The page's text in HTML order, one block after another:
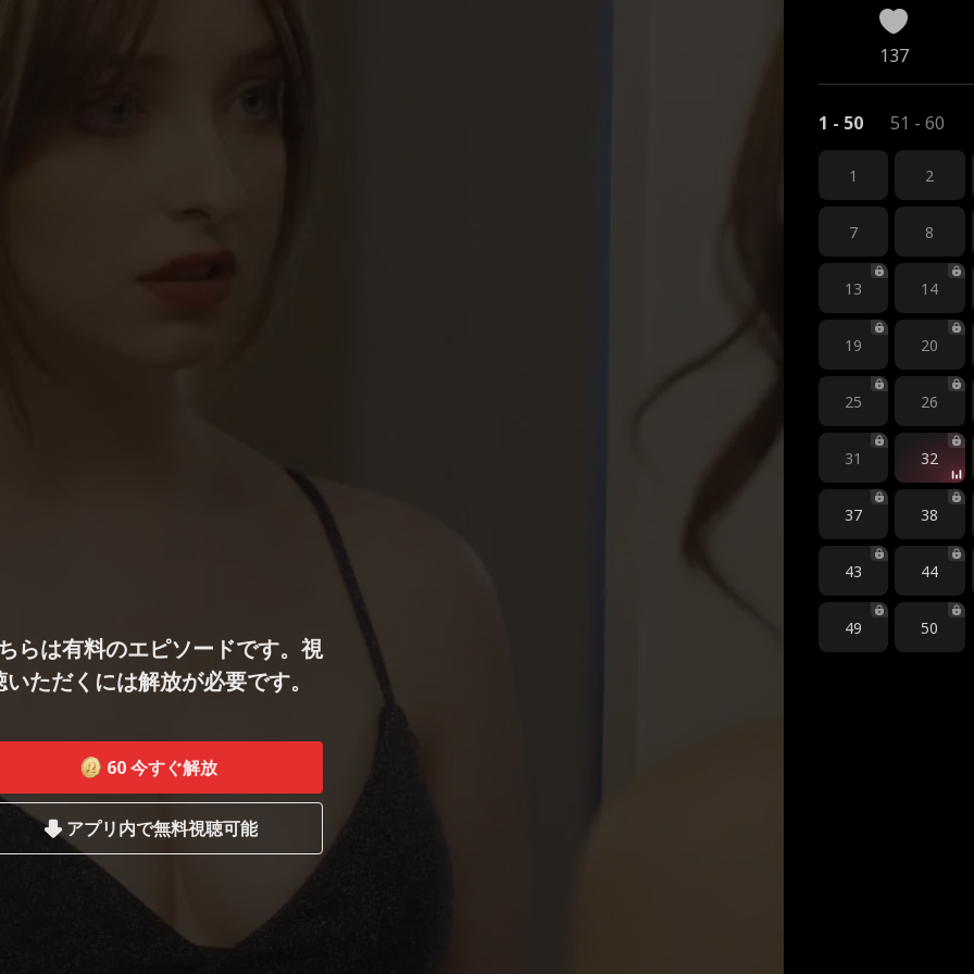
らは有料のエピソードです。視
いただくには解放が必要です。
60 今すぐ解放
アプリ内で無料視聴可能
137
1 - 50 51 - 60
1 2
7 8
13 14
19 20
25 26
31 32
37 38
43 44
49 50